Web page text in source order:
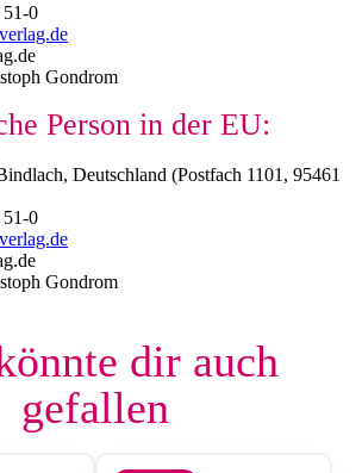
0
Gondrom
Person in der EU:
Deutschland (Postfach 1101, 95461
0
Gondrom
dir auch
gefallen